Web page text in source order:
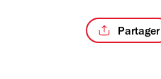
Partager